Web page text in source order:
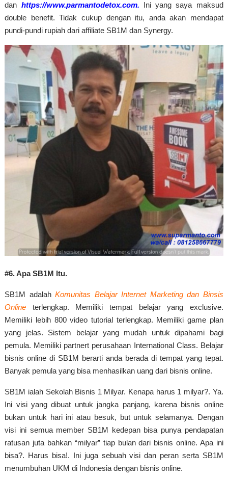
dan https://www.parmantodetox.com. Ini yang saya maksud
double benefit. Tidak cukup dengan itu, anda akan mendapat
pundi-pundi rupiah dari affiliate SB1M dan Synergy.
#6. Apa SB1M Itu.
SB1M adalah Komunitas Belajar Internet Marketing dan Binsis
Online terlengkap. Memiliki tempat belajar yang exclusive.
Memiliki lebih 800 video tutorial terlengkap. Memiliki game plan
yang jelas. Sistem belajar yang mudah untuk dipahami bagi
pemula. Memiliki partnert perusahaan International Class. Belajar
bisnis online di SB1M berarti anda berada di tempat yang tepat.
Banyak pemula yang bisa menhasilkan uang dari bisnis online.
SB1M ialah Sekolah Bisnis 1 Milyar. Kenapa harus 1 milyar?. Ya.
Ini visi yang dibuat untuk jangka panjang, karena bisnis online
bukan untuk hari ini atau besuk, but untuk selamanya. Dengan
visi ini semua member SB1M kedepan bisa punya pendapatan
ratusan juta bahkan “milyar” tiap bulan dari bisnis online. Apa ini
bisa?. Harus bisa!. Ini juga sebuah visi dan peran serta SB1M
menumbuhan UKM di Indonesia dengan bisnis online.